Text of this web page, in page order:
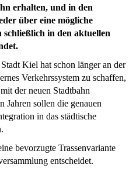
erhalten, und in den
über eine mögliche
in den aktuellen
Kiel hat schon länger an der
Verkehrssystem zu schaffen,
der neuen Stadtbahn
Jahren sollen die genauen
in das städtische
bevorzugte Trassenvariante
entscheidet.